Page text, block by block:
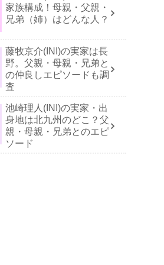
家族構成！母親・父親・
兄弟（姉）はどんな人？
藤牧京介(INI)の実家は長
野。父親・母親・兄弟と
の仲良しエピソードも調
査
池崎理人(INI)の実家・出
身地は北九州のどこ？父
親・母親・兄弟とのエピ
ソード